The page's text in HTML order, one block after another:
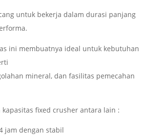
untuk bekerja dalam durasi panjang
ini membuatnya ideal untuk kebutuhan
mineral, dan fasilitas pemecahan
fixed crusher antara lain :
jam dengan stabil